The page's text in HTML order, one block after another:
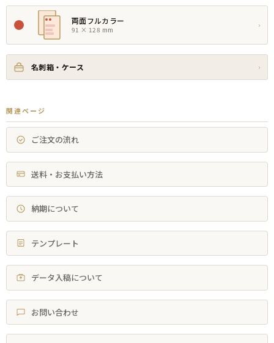
両面フルカラー
91 × 128 mm
›
名刺箱・ケース ›
関連ページ
ご注文の流れ
送料・お支払い方法
納期について
テンプレート
データ入稿について
お問い合わせ